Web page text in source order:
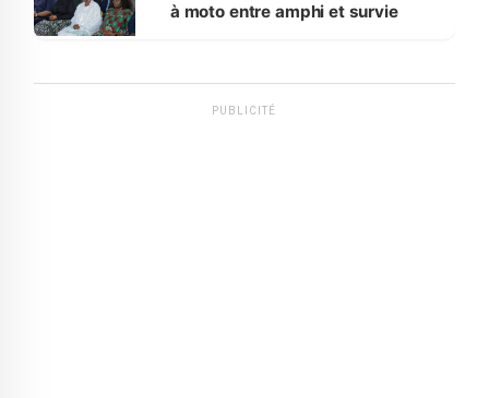
à moto entre amphi et survie
PUBLICITÉ